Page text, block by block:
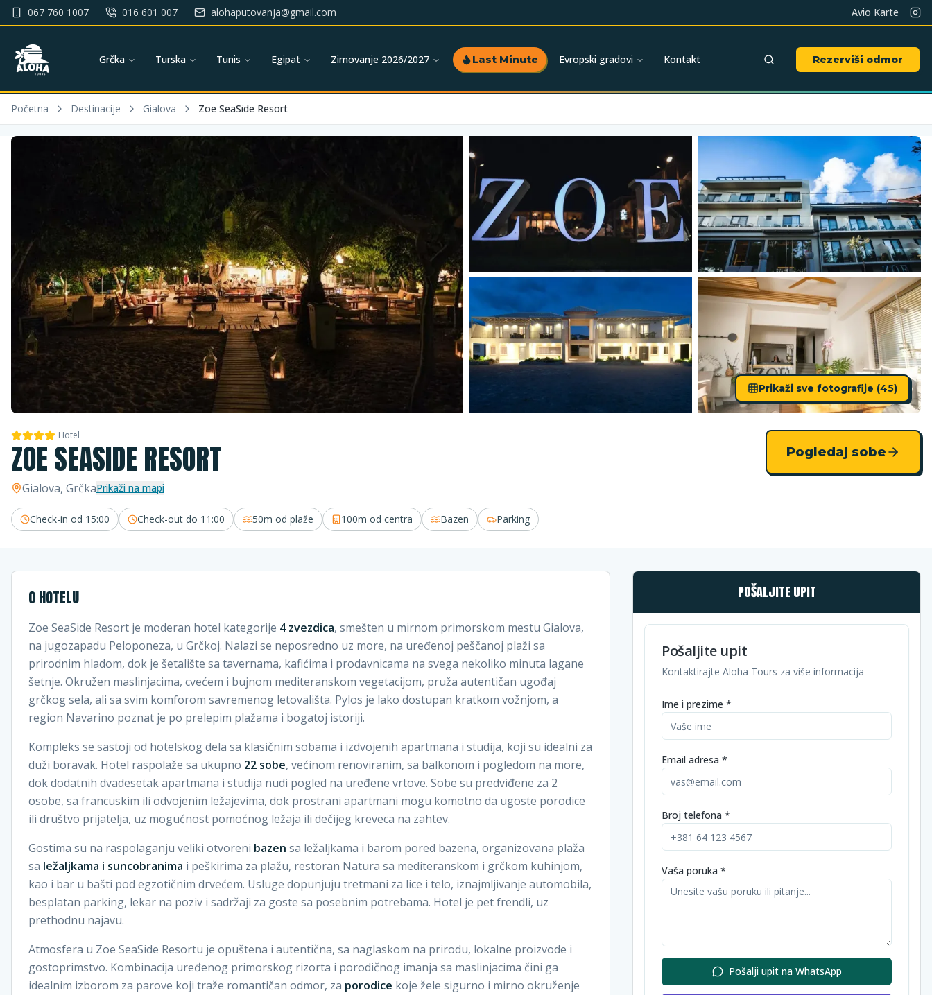
067 760 1007 016 601 007 alohaputovanja@gmail.com Avio Karte
Grčka Turska Tunis Egipat Zimovanje 2026/2027 Last Minute Evropski gradovi Kontakt Rezerviši odmor
Početna Destinacije Gialova Zoe SeaSide Resort
Prikaži sve fotografije (45)
Hotel
ZOE SEASIDE RESORT
Gialova, GrčkaPrikaži na mapi
Check-in od 15:00 Check-out do 11:00 50m od plaže 100m od centra Bazen Parking
Pogledaj sobe
O HOTELU
Zoe SeaSide Resort je moderan hotel kategorije 4 zvezdica, smešten u mirnom primorskom mestu Gialova,
na jugozapadu Peloponeza, u Grčkoj. Nalazi se neposredno uz more, na uređenoj peščanoj plaži sa
prirodnim hladom, dok je šetalište sa tavernama, kafićima i prodavnicama na svega nekoliko minuta lagane
šetnje. Okružen maslinjacima, cvećem i bujnom mediteranskom vegetacijom, pruža autentičan ugođaj
grčkog sela, ali sa svim komforom savremenog letovališta. Pylos je lako dostupan kratkom vožnjom, a
region Navarino poznat je po prelepim plažama i bogatoj istoriji.
Kompleks se sastoji od hotelskog dela sa klasičnim sobama i izdvojenih apartmana i studija, koji su idealni za
duži boravak. Hotel raspolaže sa ukupno 22 sobe, većinom renoviranim, sa balkonom i pogledom na more,
dok dodatnih dvadesetak apartmana i studija nudi pogled na uređene vrtove. Sobe su predviđene za 2
osobe, sa francuskim ili odvojenim ležajevima, dok prostrani apartmani mogu komotno da ugoste porodice
ili društvo prijatelja, uz mogućnost pomoćnog ležaja ili dečijeg kreveca na zahtev.
Gostima su na raspolaganju veliki otvoreni bazen sa ležaljkama i barom pored bazena, organizovana plaža
sa ležaljkama i suncobranima i peškirima za plažu, restoran Natura sa mediteranskom i grčkom kuhinjom,
kao i bar u bašti pod egzotičnim drvećem. Usluge dopunjuju tretmani za lice i telo, iznajmljivanje automobila,
besplatan parking, lekar na poziv i sadržaji za goste sa posebnim potrebama. Hotel je pet frendli, uz
prethodnu najavu.
Atmosfera u Zoe SeaSide Resortu je opuštena i autentična, sa naglaskom na prirodu, lokalne proizvode i
gostoprimstvo. Kombinacija uređenog primorskog rizorta i porodičnog imanja sa maslinjacima čini ga
idealnim izborom za parove koji traže romantičan odmor, za porodice koje žele sigurno i mirno okruženje
POŠALJITE UPIT
Pošaljite upit
Kontaktirajte Aloha Tours za više informacija
Ime i prezime *
Email adresa *
Broj telefona *
Vaša poruka *
Pošalji upit na WhatsApp